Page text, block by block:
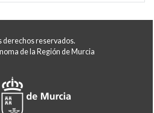
derechos reservados.
de la Región de Murcia